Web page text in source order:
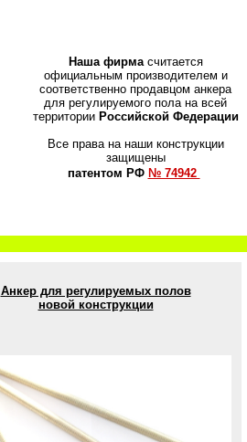
Наша фирмасчитается
официальным производителем и
соответственно продавцом анкера
для регулируемого пола на всей
территории Российской Федерации
Все права на наши конструкции
защищены
патентом РФ № 74942
Анкер для регулируемых полов
новой конструкции